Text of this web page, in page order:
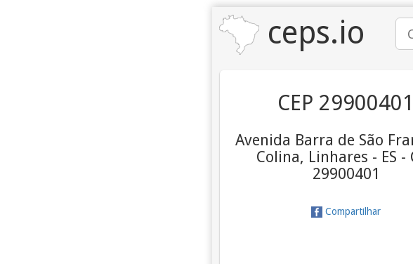
ceps.io
CEP 29900401
Avenida Barra de São
Colina, Linhares - ES -
29900401
Compartilhar